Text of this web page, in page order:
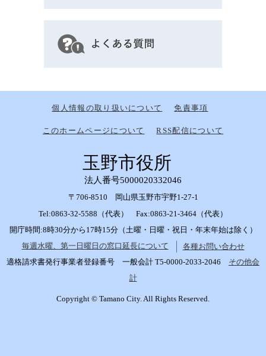
個人情報の取り扱いについて 免責事項
このホームページについて RSS配信について
玉野市役所
法人番号5000020332046
〒706-8510 岡山県玉野市宇野1-27-1
Tel:0863-32-5588（代表） Fax:0863-21-3464（代表）
開庁時間:8時30分から17時15分（土曜・日曜・祝日・年末年始は除く）
毎週水曜、第一日曜日の窓口延長について
各種お問い合わせ
適格請求書発行事業者登録番号 一般会計 T5-0000-2033-2046 その他会
計
Copyright © Tamano City. All Rights Reserved.